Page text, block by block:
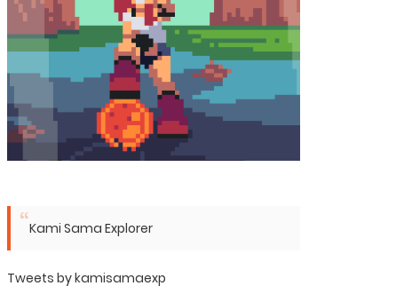
Kami Sama Explorer
Tweets by kamisamaexp